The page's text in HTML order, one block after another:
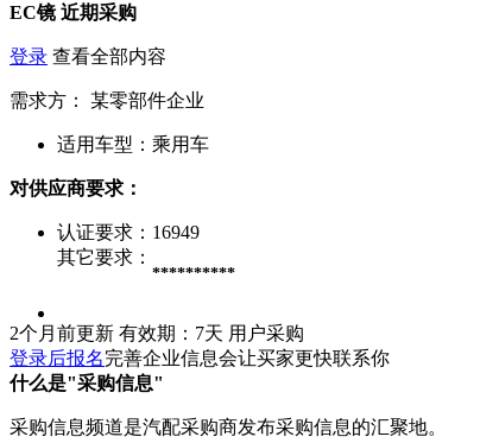
EC镜 近期采购
登录 查看全部内容
需求方： 某零部件企业
适用车型： 乘用车
对供应商要求：
认证要求： 16949
其它要求：
**********
2个月前更新 有效期：7天 用户采购
登录后报名完善企业信息会让买家更快联系你
什么是"采购信息"
采购信息频道是汽配采购商发布采购信息的汇聚地。